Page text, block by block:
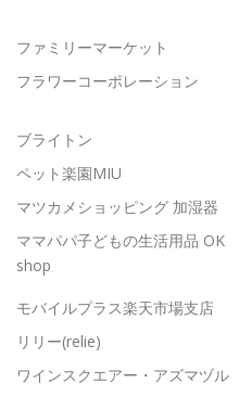
ファミリーマーケット
フラワーコーポレーション
ブライトン
ペット楽園MIU
マツカメショッピング 加湿器
ママパパ子どもの生活用品 OK
shop
モバイルプラス楽天市場支店
リリー(relie)
ワインスクエアー・アズマヅル